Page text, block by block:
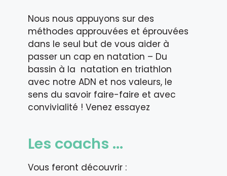
Nous nous appuyons sur des
méthodes approuvées et éprouvées
dans le seul but de vous aider à
passer un cap en natation – Du
bassin à la natation en triathlon
avec notre ADN et nos valeurs, le
sens du savoir faire-faire et avec
convivialité ! Venez essayez
Les coachs ...
Vous feront découvrir :